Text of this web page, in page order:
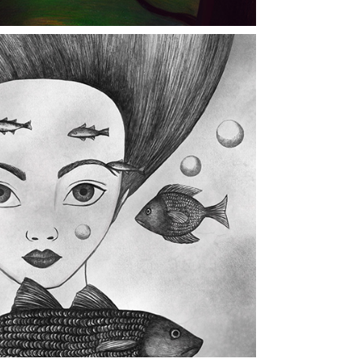
Bada
2024